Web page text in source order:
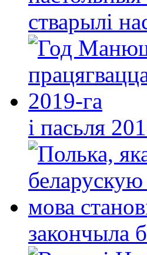
стварылі
і пасьля
закончыла